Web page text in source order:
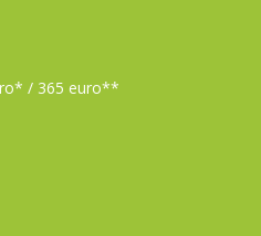
/ 365 euro**